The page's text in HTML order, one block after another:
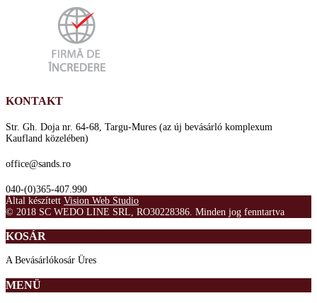
KONTAKT
Str. Gh. Doja nr. 64-68, Targu-Mures (az új bevásárló komplexum
Kaufland közelében)
office@sands.ro
040-(0)365-407.990
Által készített Vision Web Studio
© 2018 SC WEDO LINE SRL, RO30228386. Minden jog fenntartva
KOSÁR
A Bevásárlókosár Üres
MENÜ